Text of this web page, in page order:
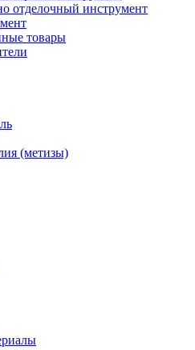
отделочный инструмент
товары
(метизы)